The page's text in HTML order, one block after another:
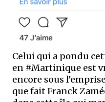
Celui qui a pondu
en #Martinique est
encore sous
que fait Franck